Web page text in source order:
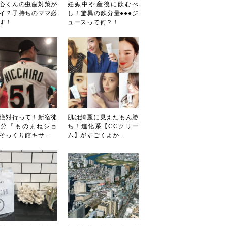
くんの虫歯対策が
？子持ちのママ必
！
妊娠中や産後に飲むべ
し！驚異の鉄分量●●●ジ
ュースって何？！
対行って！新宿徒
「ものまねショ
っくり館キサ...
肌は綺麗に見えたもん勝
ち！進化系【CCクリー
ム】がすごくよか...